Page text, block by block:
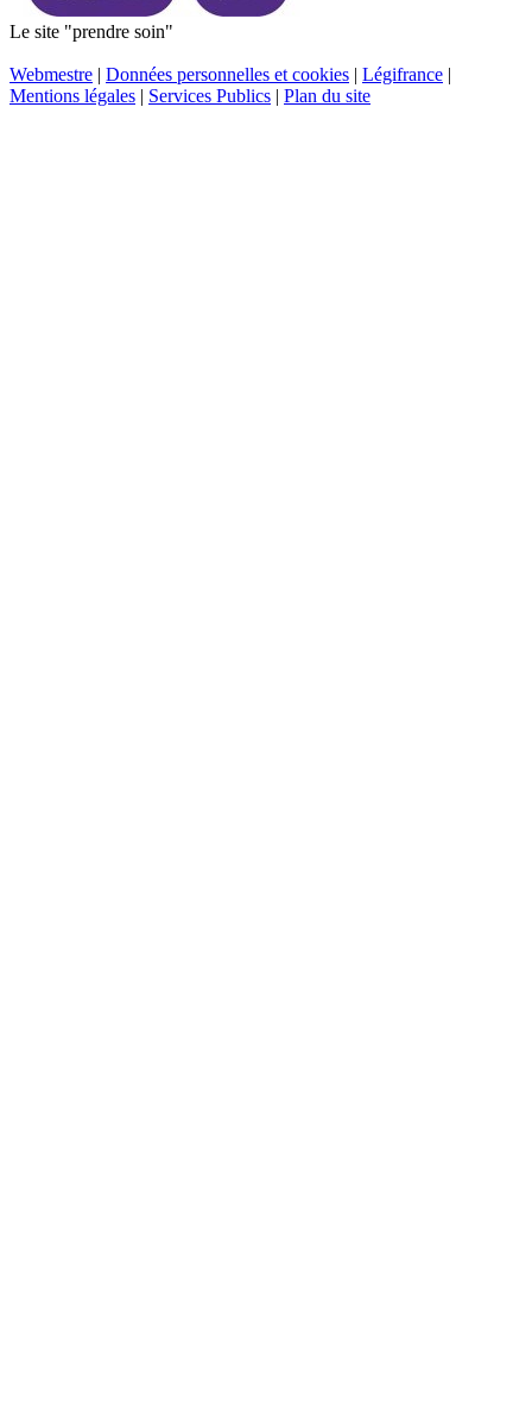
Le site "prendre soin"
Webmestre | Données personnelles et cookies | Légifrance |
Mentions légales | Services Publics | Plan du site